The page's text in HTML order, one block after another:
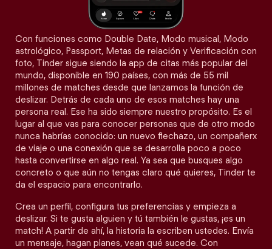
Con funciones como Double Date, Modo musical, Modo
astrológico, Passport, Metas de relación y Verificación con
foto, Tinder sigue siendo la app de citas más popular del
mundo, disponible en 190 países, con más de 55 mil
millones de matches desde que lanzamos la función de
deslizar. Detrás de cada uno de esos matches hay una
persona real. Ese ha sido siempre nuestro propósito. Es el
lugar al que vas para conocer personas que de otro modo
nunca habrías conocido: un nuevo flechazo, un compañerx
de viaje o una conexión que se desarrolla poco a poco
hasta convertirse en algo real. Ya sea que busques algo
concreto o que aún no tengas claro qué quieres, Tinder te
da el espacio para encontrarlo.
Crea un perfil, configura tus preferencias y empieza a
deslizar. Si te gusta alguien y tú también le gustas, ¡es un
match! A partir de ahí, la historia la escriben ustedes. Envía
un mensaje, hagan planes, vean qué sucede. Con